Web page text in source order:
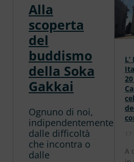
Alla
scoperta
del
buddismo
della Soka
Gakkai
Ognuno di noi,
indipendentemente
dalle difficoltà
che incontra o
dalle
A